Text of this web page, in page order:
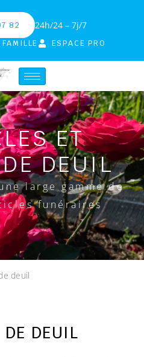
82 24h/24 – 7j/7
ESPACE PRO
ET
DEUIL
large gamme de
funéraires
deuil
DE DEUIL